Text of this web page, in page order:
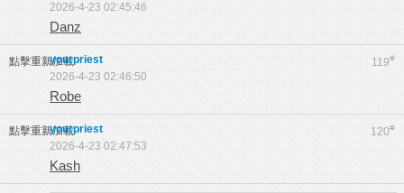
2026-4-23 02:45:46
Danz
點擊重新加載 119#
yourpriest
2026-4-23 02:46:50
Robe
點擊重新加載 120#
yourpriest
2026-4-23 02:47:53
Kash